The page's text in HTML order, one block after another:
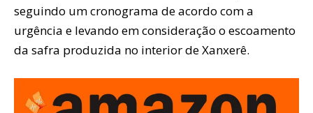
seguindo um cronograma de acordo com a
urgência e levando em consideração o escoamento
da safra produzida no interior de Xanxerê.